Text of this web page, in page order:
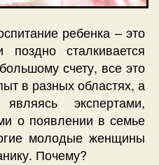
ребенка – это
сталкивается
счету, все это
в разных областях, а
экспертами,
о появлении в семье
молодые женщины
Почему?